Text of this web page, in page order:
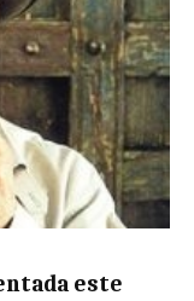
este